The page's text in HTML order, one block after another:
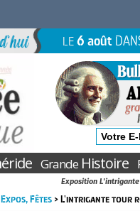
LE6 août
GrandeHistoire
Exposition L'intrigante
Fêtes> L'intrigante tour